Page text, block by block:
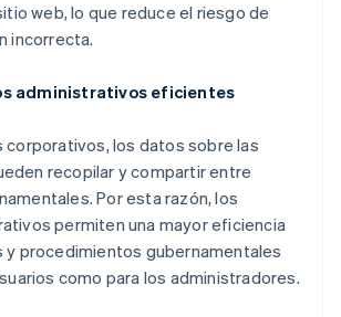
web, lo que reduce el riesgo de
incorrecta.
administrativos eficientes
corporativos, los datos sobre las
recopilar y compartir entre
Por esta razón, los
permiten una mayor eficiencia
y procedimientos gubernamentales
como para los administradores.